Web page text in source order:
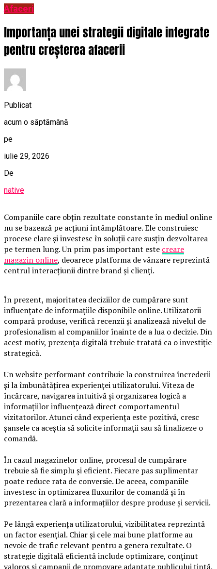
Afaceri
Importanța unei strategii digitale integrate
pentru creșterea afacerii
Publicat
acum o săptămână
pe
iulie 29, 2026
De
native
Companiile care obțin rezultate constante în mediul online
nu se bazează pe acțiuni întâmplătoare. Ele construiesc
procese clare și investesc în soluții care susțin dezvoltarea
pe termen lung. Un prim pas important este creare
magazin online, deoarece platforma de vânzare reprezintă
centrul interacțiunii dintre brand și clienți.
În prezent, majoritatea deciziilor de cumpărare sunt
influențate de informațiile disponibile online. Utilizatorii
compară produse, verifică recenzii și analizează nivelul de
profesionalism al companiilor înainte de a lua o decizie. Din
acest motiv, prezența digitală trebuie tratată ca o investiție
strategică.
Un website performant contribuie la construirea încrederii
și la îmbunătățirea experienței utilizatorului. Viteza de
încărcare, navigarea intuitivă și organizarea logică a
informațiilor influențează direct comportamentul
vizitatorilor. Atunci când experiența este pozitivă, cresc
șansele ca aceștia să solicite informații sau să finalizeze o
comandă.
În cazul magazinelor online, procesul de cumpărare
trebuie să fie simplu și eficient. Fiecare pas suplimentar
poate reduce rata de conversie. De aceea, companiile
investesc în optimizarea fluxurilor de comandă și în
prezentarea clară a informațiilor despre produse și servicii.
Pe lângă experiența utilizatorului, vizibilitatea reprezintă
un factor esențial. Chiar și cele mai bune platforme au
nevoie de trafic relevant pentru a genera rezultate. O
strategie digitală eficientă include optimizare, conținut
valoros și campanii de promovare adaptate publicului țintă.